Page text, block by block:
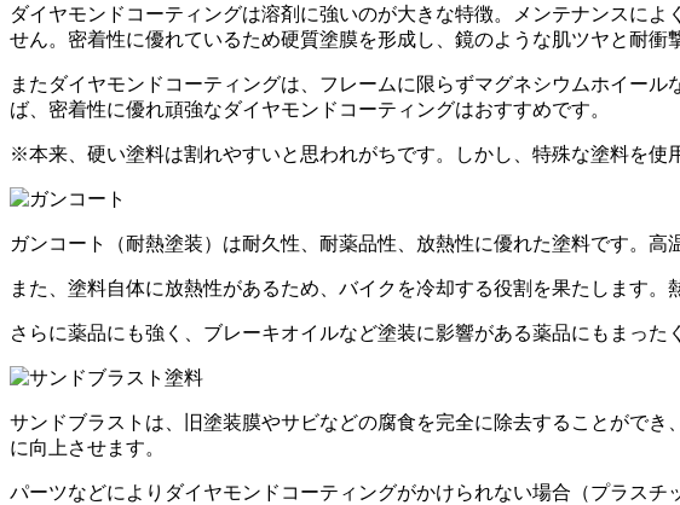
ダイヤモンドコーティングは溶剤に強いのが大きな特徴。メンテナンスに
せん。密着性に優れているため硬質塗膜を形成し、鏡のような肌ツヤと耐衝
またダイヤモンドコーティングは、フレームに限らずマグネシウムホイー
ば、密着性に優れ頑強なダイヤモンドコーティングはおすすめです。
※本来、硬い塗料は割れやすいと思われがちです。しかし、特殊な塗料を使
ガンコート（耐熱塗装）は耐久性、耐薬品性、放熱性に優れた塗料です。高
また、塗料自体に放熱性があるため、バイクを冷却する役割を果たします
さらに薬品にも強く、ブレーキオイルなど塗装に影響がある薬品にもまった
サンドブラストは、旧塗装膜やサビなどの腐食を完全に除去することがで
に向上させます。
パーツなどによりダイヤモンドコーティングがかけられない場合（プラス